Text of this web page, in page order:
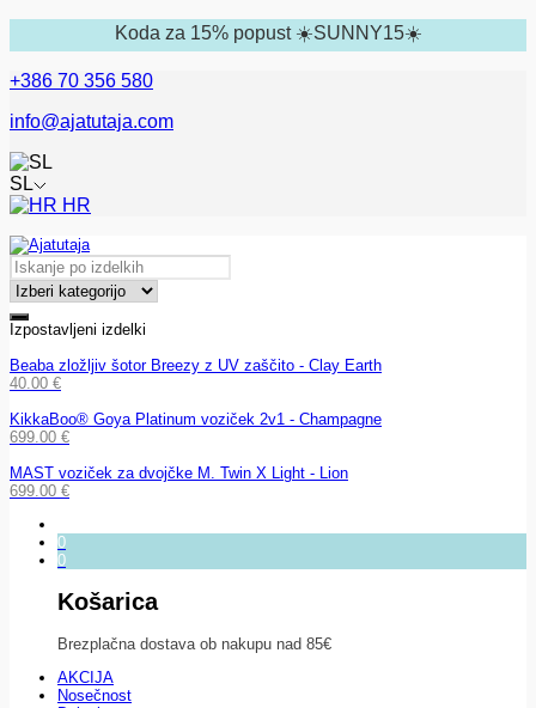
Koda za 15% popust ☀️SUNNY15☀️
+386 70 356 580
info@ajatutaja.com
SL
HR
Izpostavljeni izdelki
Beaba zložljiv šotor Breezy z UV zaščito - Clay Earth
40.00 €
KikkaBoo® Goya Platinum voziček 2v1 - Champagne
699.00 €
MAST voziček za dvojčke M. Twin X Light - Lion
699.00 €
0
0
Košarica
Brezplačna dostava ob nakupu nad 85€
AKCIJA
Nosečnost